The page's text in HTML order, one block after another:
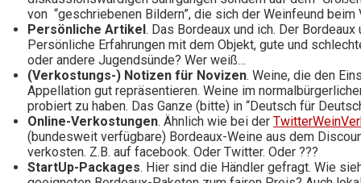
von “geschriebenen Bildern”, die sich der Weinfeund
Persönliche Artikel . Das Bordeaux und ich. Der
Persönliche Erfahrungen mit dem Objekt, gute und
oder andere Jugendsünde? Wer weiß…
(Verkostungs-) Notizen für Novizen. Weine, die den
Appellation gut repräsentieren. Weine im
probiert zu haben. Das Ganze (bitte) in “Deutsch für
Online-Verkostungen. Ähnlich wie bei der
(bundesweit verfügbare) Bordeaux-Weine aus dem
verkosten. Z.B. auf facebook. Oder Twitter. Oder ???
StartUp-Packages. Hier sind die Händler gefragt. Wie